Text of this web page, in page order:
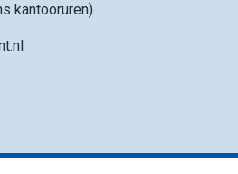
kantooruren)